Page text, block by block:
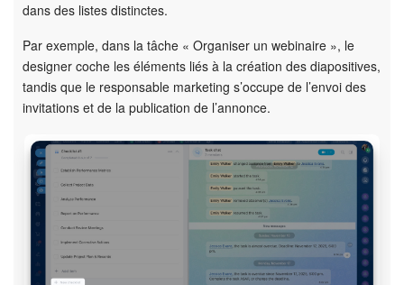
dans des listes distinctes.
Par exemple, dans la tâche « Organiser un webinaire », le
designer coche les éléments liés à la création des diapositives,
tandis que le responsable marketing s’occupe de l’envoi des
invitations et de la publication de l’annonce.